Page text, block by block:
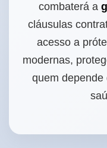
combaterá a
cláusulas
acesso a
modernas,
quem depende